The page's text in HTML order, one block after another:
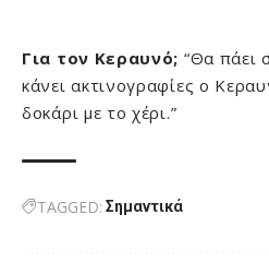
Για τον Κεραυνό; “Θα πάει
κάνει ακτινογραφίες ο
δοκάρι με το χέρι.”
TAGGED: Σημαντικά